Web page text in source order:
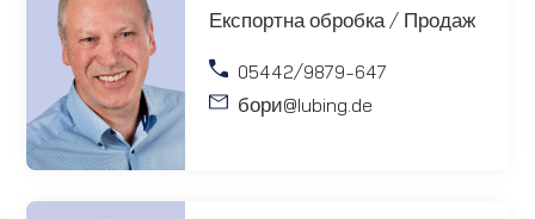
Експортна обробка / Продаж
05442/9879-647
бори@lubing.de